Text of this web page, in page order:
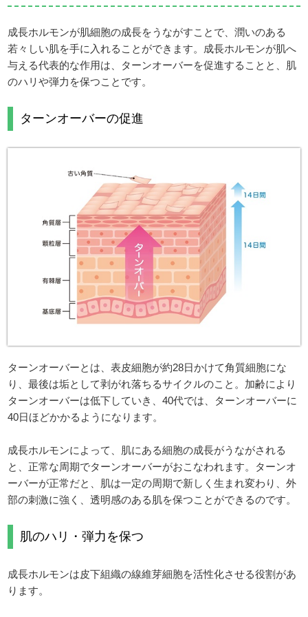
成長ホルモンが肌細胞の成長をうながすことで、潤いのある
若々しい肌を手に入れることができます。成長ホルモンが肌へ
与える代表的な作用は、ターンオーバーを促進することと、肌
のハリや弾力を保つことです。
ターンオーバーの促進
ターンオーバーとは、表皮細胞が約28日かけて角質細胞にな
り、最後は垢として剥がれ落ちるサイクルのこと。加齢により
ターンオーバーは低下していき、40代では、ターンオーバーに
40日ほどかかるようになります。
成長ホルモンによって、肌にある細胞の成長がうながされる
と、正常な周期でターンオーバーがおこなわれます。ターンオ
ーバーが正常だと、肌は一定の周期で新しく生まれ変わり、外
部の刺激に強く、透明感のある肌を保つことができるのです。
肌のハリ・弾力を保つ
成長ホルモンは皮下組織の線維芽細胞を活性化させる役割があ
ります。